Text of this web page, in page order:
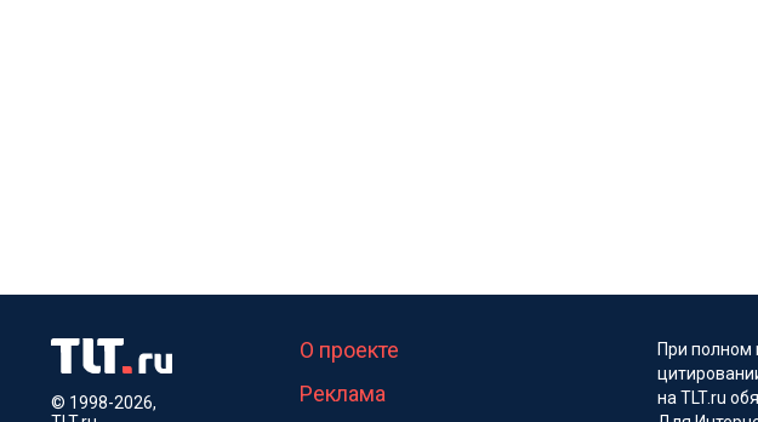
© 1998-2026,
О проекте
Реклама
При полном
на TLT.ru